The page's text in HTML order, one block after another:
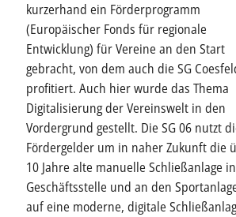
kurzerhand ein Förderprogramm
(Europäischer Fonds für regionale
Entwicklung) für Vereine an den Start
gebracht, von dem auch die SG
profitiert. Auch hier wurde das Thema
Digitalisierung der Vereinswelt in den
Vordergrund gestellt. Die SG 06 nutzt
Fördergelder um in naher Zukunft die
10 Jahre alte manuelle Schließanlage
Geschäftsstelle und an den
auf eine moderne, digitale